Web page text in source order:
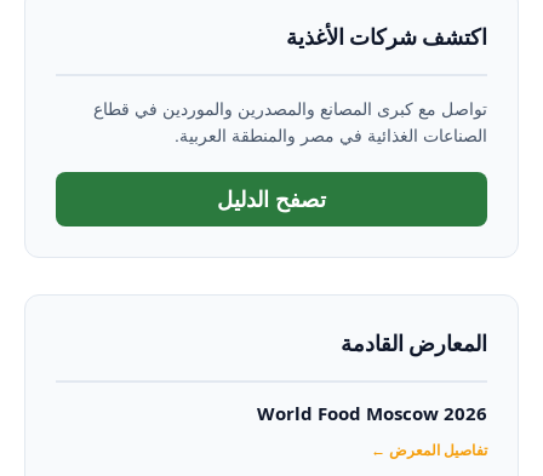
اكتشف شركات الأغذية
تواصل مع كبرى المصانع والمصدرين والموردين في قطاع
الصناعات الغذائية في مصر والمنطقة العربية.
تصفح الدليل
المعارض القادمة
World Food Moscow 2026
تفاصيل المعرض ←